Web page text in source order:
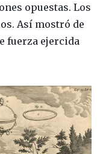
opuestas. Los
Así mostró de
fuerza ejercida